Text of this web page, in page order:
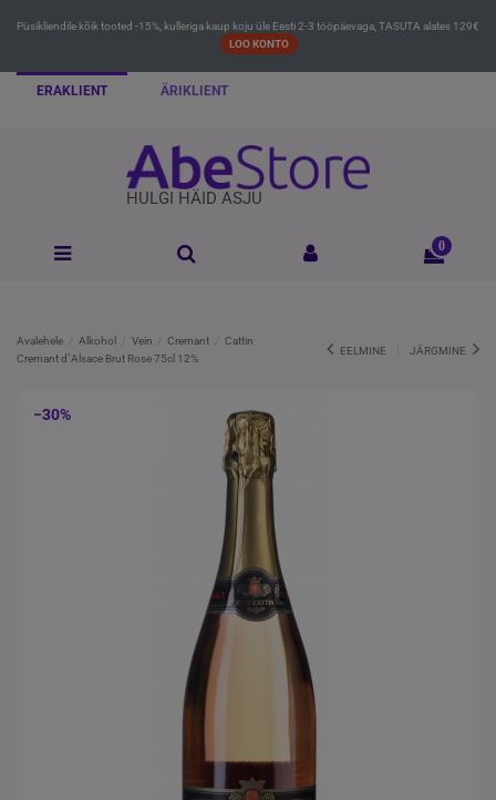
Püsikliendile kõik tooted -15%, kulleriga kaup koju üle Eesti 2-3 tööpäevaga, TASUTA alates 129€
LOO KONTO
ERAKLIENT ÄRIKLIENT
HULGI HÄID ASJU
0
Avalehele Alkohol Vein Cremant
Cattin
Cremant d`Alsace Brut Rose 75cl 12%
EELMINE JÄRGMINE
−30%